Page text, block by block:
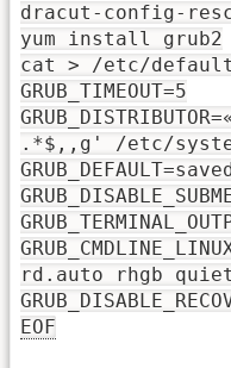
dracut-config-
yum install grub2
cat > /etc/
GRUB_TIMEOUT=5
.*$,,g' /etc/
rd.auto rhgb
EOF